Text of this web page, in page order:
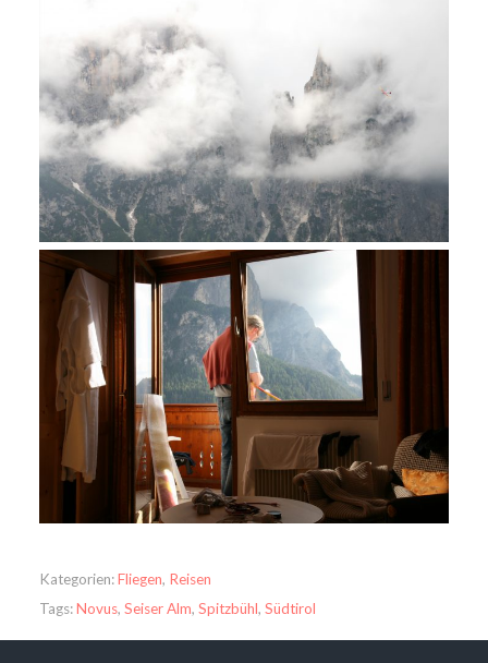
Kategorien:Fliegen, Reisen
Tags:Novus, Seiser Alm, Spitzbühl, Südtirol